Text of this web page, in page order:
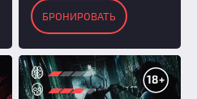
БРОНИРОВАТЬ
18+